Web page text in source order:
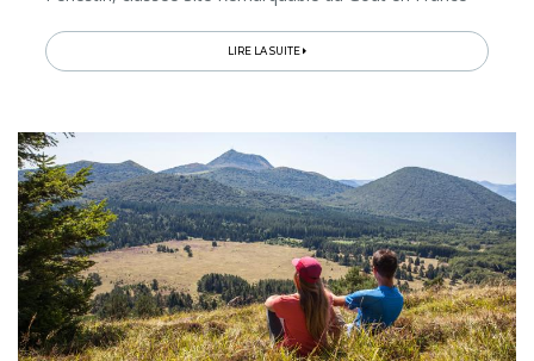
LIRE LA SUITE